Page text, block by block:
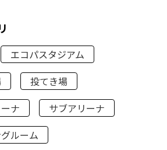
エコパスタジアム
投てき場
ナ
サブアリーナ
ルーム